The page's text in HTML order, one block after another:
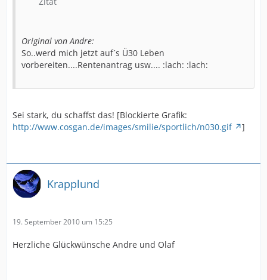
Original von Andre:
So..werd mich jetzt auf´s Ü30 Leben
vorbereiten....Rentenantrag usw.... :lach: :lach:
Sei stark, du schaffst das! [Blockierte Grafik:
http://www.cosgan.de/images/smilie/sportlich/n030.gif
]
Krapplund
19. September 2010 um 15:25
Herzliche Glückwünsche Andre und Olaf